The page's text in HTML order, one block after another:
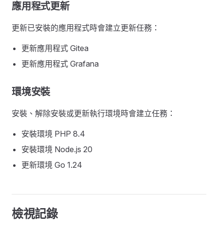
應用程式更新
更新已安裝的應用程式時會建立更新任務：
更新應用程式 Gitea
更新應用程式 Grafana
環境安裝
安裝、解除安裝或更新執行環境時會建立任務：
安裝環境 PHP 8.4
安裝環境 Node.js 20
更新環境 Go 1.24
檢視記錄